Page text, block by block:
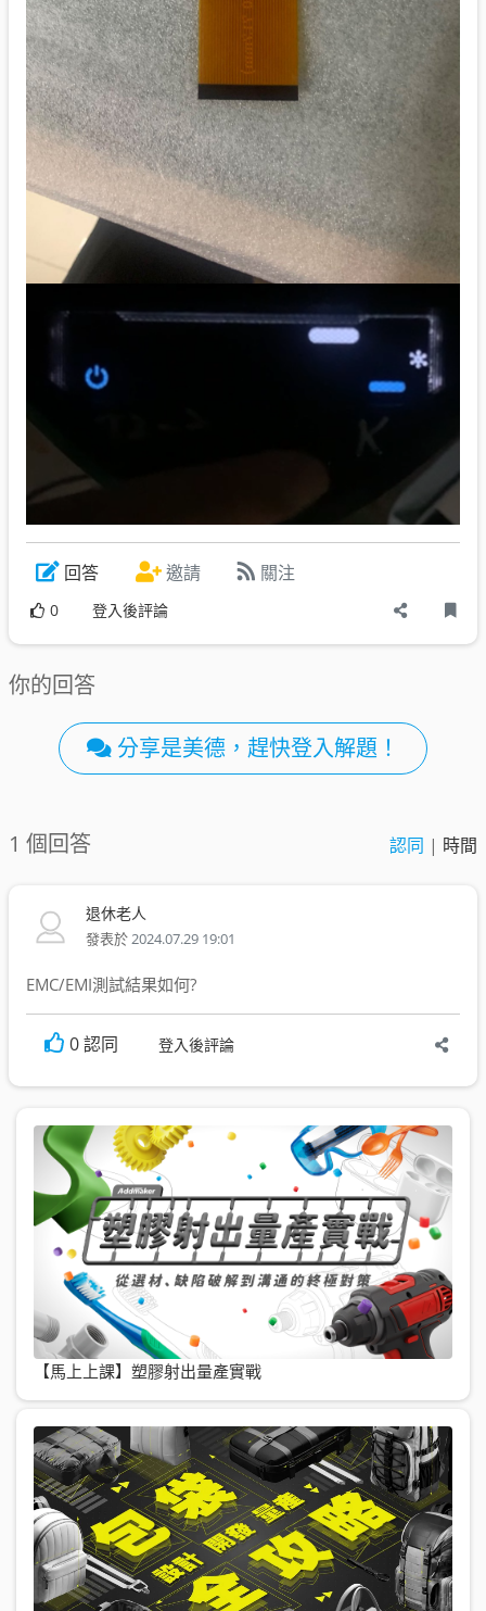
回答 邀請 關注
0 登入後評論
你的回答
分享是美德，趕快登入解題！
1 個回答 認同 | 時間
退休老人
發表於2024.07.29 19:01
EMC/EMI測試結果如何?
0認同 登入後評論
【馬上上課】塑膠射出量產實戰